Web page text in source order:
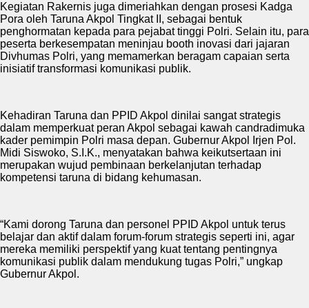
Kegiatan Rakernis juga dimeriahkan dengan prosesi Kadga
Pora oleh Taruna Akpol Tingkat II, sebagai bentuk
penghormatan kepada para pejabat tinggi Polri. Selain itu, para
peserta berkesempatan meninjau booth inovasi dari jajaran
Divhumas Polri, yang memamerkan beragam capaian serta
inisiatif transformasi komunikasi publik.
Kehadiran Taruna dan PPID Akpol dinilai sangat strategis
dalam memperkuat peran Akpol sebagai kawah candradimuka
kader pemimpin Polri masa depan. Gubernur Akpol Irjen Pol.
Midi Siswoko, S.I.K., menyatakan bahwa keikutsertaan ini
merupakan wujud pembinaan berkelanjutan terhadap
kompetensi taruna di bidang kehumasan.
“Kami dorong Taruna dan personel PPID Akpol untuk terus
belajar dan aktif dalam forum-forum strategis seperti ini, agar
mereka memiliki perspektif yang kuat tentang pentingnya
komunikasi publik dalam mendukung tugas Polri,” ungkap
Gubernur Akpol.